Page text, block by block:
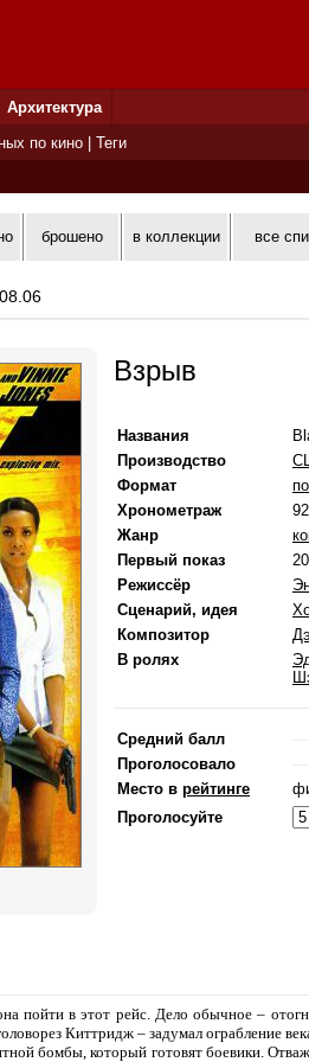
Архитектура
по кино
Теги
брошено в коллекции все
Взрыв
Названия
Производство
Формат
Хронометраж
Жанр
Первый показ
Режиссёр
Сценарий, идея
Композитор
В ролях
Средний балл
Проголосовало
Место в рейтинге
Проголосуйте
пойти в этот рейс. Дело обычное –
Киттридж – задумал ограбление
бомбы, который готовят боевики.